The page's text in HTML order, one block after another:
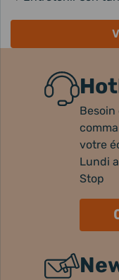
votre
Lundi
Stop